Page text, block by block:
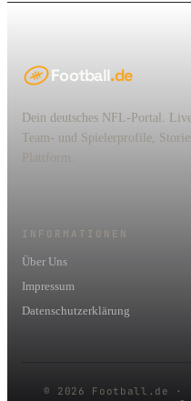
Football.de
Dein deutsches NFL-Portal.
Team- und Spielerprofile,
Plattform.
INFORMATIONEN
Über Uns
Impressum
Datenschutzerklärung
© 2026 Football.de ·